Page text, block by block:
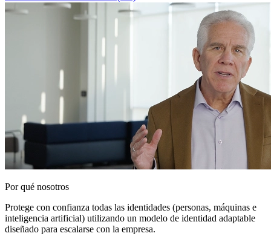
Por qué nosotros
Protege con confianza todas las identidades (personas, máquinas e
inteligencia artificial) utilizando un modelo de identidad adaptable
diseñado para escalarse con la empresa.